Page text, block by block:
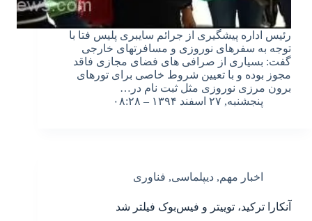
رئیس اداره پیشگیری از جرائم سایبری پلیس فتا با
توجه به سفرهای نوروزی و مسافرتهای خارجی
گفت: بسیاری از صرافی های فضای مجازی فاقد
مجوز بوده و با تعیین شروط خاصی برای تورهای
برون مرزی نوروزی مثل ثبت نام در…
پنجشنبه, ۲۷ اسفند ۱۳۹۴ – ۰۸:۲۸
اخبار مهم, دیپلماسی, فناوری
آنکارا ترکید، توییتر و فیس‌بوک فیلتر شد